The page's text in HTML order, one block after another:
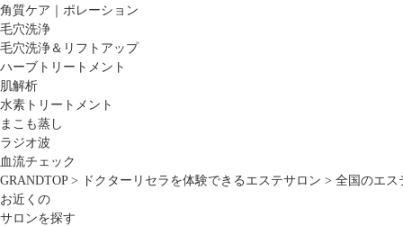
角質ケア｜ポレーション
毛穴洗浄
毛穴洗浄＆リフトアップ
ハーブトリートメント
肌解析
水素トリートメント
まこも蒸し
ラジオ波
血流チェック
GRANDTOP> ドクターリセラを体験できるエステサロン > 全国のエス
お近くの
サロンを探す